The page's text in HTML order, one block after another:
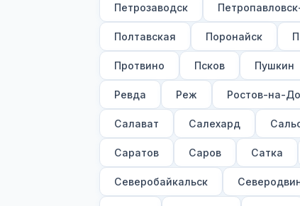
Петрозаводск
Полтавская Поронайск
Протвино Псков Пушкин
Ревда Реж Ростов-на-
Салават Салехард
Саратов Саров Сатка
Северобайкальск